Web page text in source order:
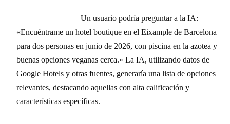
Un usuario podría preguntar a la IA:
«Encuéntrame un hotel boutique en el Eixample de Barcelona
para dos personas en junio de 2026, con piscina en la azotea y
buenas opciones veganas cerca.» La IA, utilizando datos de
Google Hotels y otras fuentes, generaría una lista de opciones
relevantes, destacando aquellas con alta calificación y
características específicas.